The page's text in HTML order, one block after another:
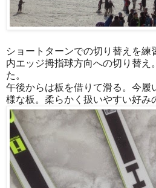
ショートターンでの切り替えを練
内エッジ拇指球方向への切り替え
た。
午後からは板を借りて滑る。今履
様な板。柔らかく扱いやすい好み